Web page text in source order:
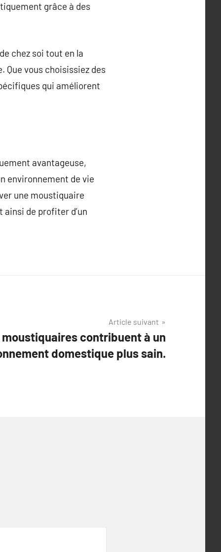
grâce à des
chez soi tout en la
Que vous choisissiez des
qui améliorent
avantageuse,
environnement de vie
une moustiquaire
de profiter d’un
Article suivant
contribuent à un
domestique plus sain.